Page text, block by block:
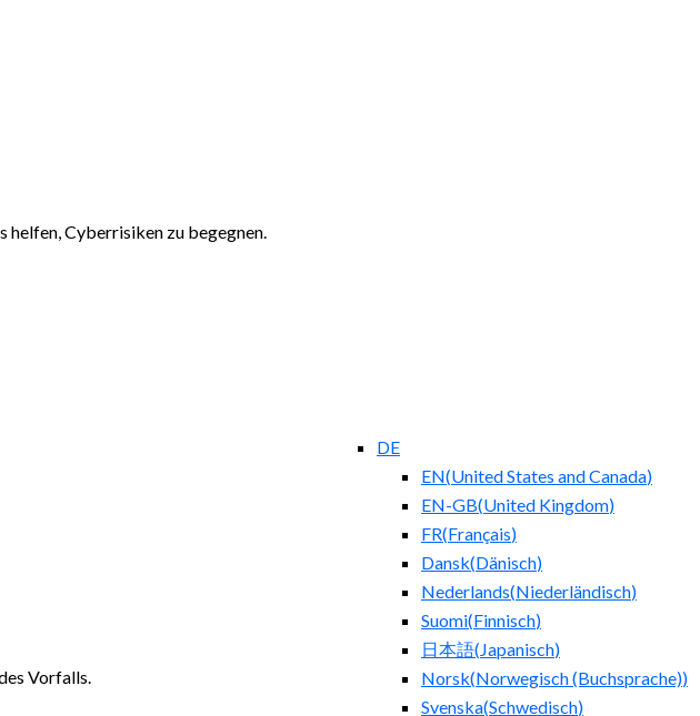
helfen, Cyberrisiken zu begegnen.
DE
EN(United States and Canada)
EN-GB(United Kingdom)
FR(Français)
Dansk(Dänisch)
Nederlands(Niederländisch)
Suomi(Finnisch)
日本語( Japanisch)
Norsk(Norwegisch (Buchsprache))
Svenska(Schwedisch)
Vorfalls.